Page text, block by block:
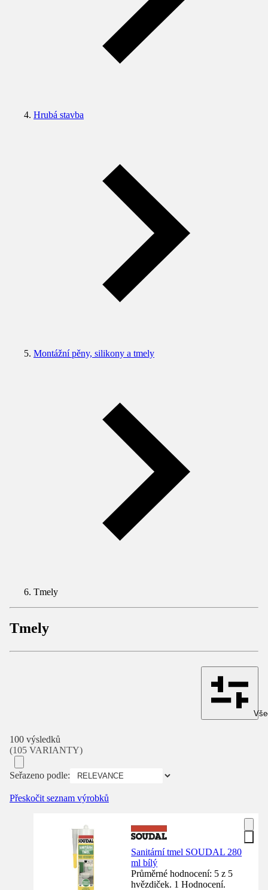
Hrubá stavba
Montážní pěny, silikony a tmely
Tmely
Tmely
100 výsledků
(105 VARIANTY)
Seřazeno podle:
Přeskočit seznam výrobků
Sanitární tmel SOUDAL 280
ml bílý
Průměrné hodnocení: 5 z 5
hvězdiček. 1 Hodnocení.